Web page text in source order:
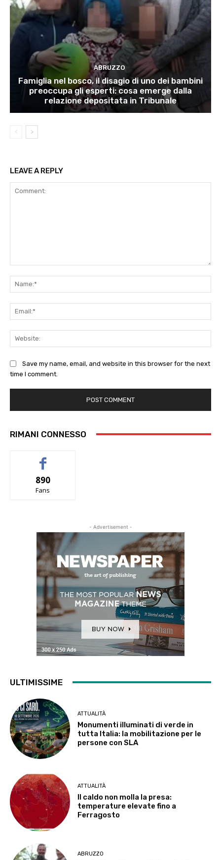
ABRUZZO
Famiglia nel bosco, il disagio di uno dei bambini
preoccupa gli esperti: cosa emerge dalla
relazione depositata in Tribunale
LEAVE A REPLY
Save my name, email, and website in this browser for the next
time I comment.
RIMANI CONNESSO
890
Fans
- Advertisement -
ULTIMISSIME
ATTUALITÀ
Monumenti illuminati di verde in
tutta Italia: la mobilitazione per le
persone con SLA
ATTUALITÀ
Il caldo non molla la presa:
temperature elevate fino a
Ferragosto
ABRUZZO